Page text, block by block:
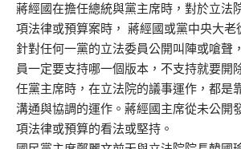
蔣經國在擔任總統與黨主席時，對於立法
項法律或預算案時， 蔣經國或黨中央大老
針對任何一黨的立法委員公開叫陣或嗆聲
員一定要支持哪一個版本，不支持就要開
任黨主席時，在立法院的議事運作，都是
溝通與協調的運作。蔣經國主席從未公開
項法律或預算的看法或堅持。